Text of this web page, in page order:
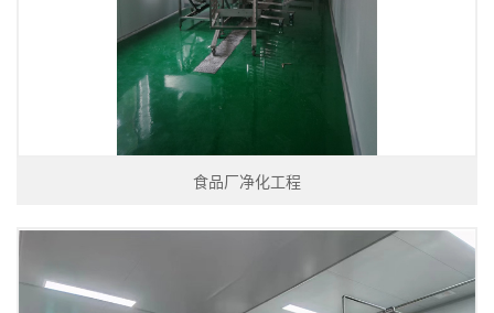
食品厂净化工程